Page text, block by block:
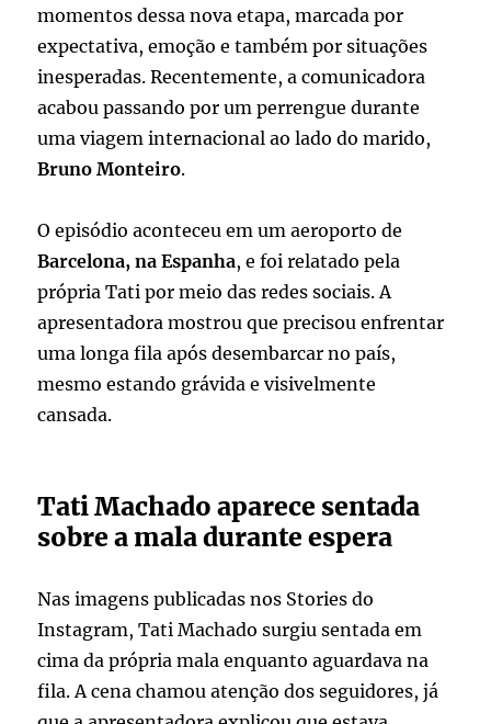
momentos dessa nova etapa, marcada por
expectativa, emoção e também por situações
inesperadas. Recentemente, a comunicadora
acabou passando por um perrengue durante
uma viagem internacional ao lado do marido,
Bruno Monteiro.
O episódio aconteceu em um aeroporto de
Barcelona, na Espanha, e foi relatado pela
própria Tati por meio das redes sociais. A
apresentadora mostrou que precisou enfrentar
uma longa fila após desembarcar no país,
mesmo estando grávida e visivelmente
cansada.
Tati Machado aparece sentada
sobre a mala durante espera
Nas imagens publicadas nos Stories do
Instagram, Tati Machado surgiu sentada em
cima da própria mala enquanto aguardava na
fila. A cena chamou atenção dos seguidores, já